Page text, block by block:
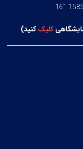
کلیککنید)